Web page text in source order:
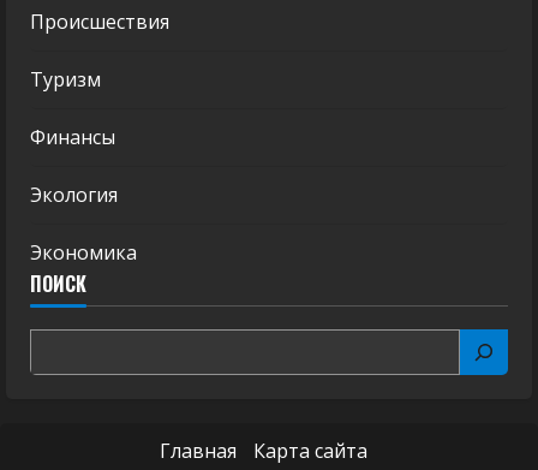
Происшествия
Туризм
Финансы
Экология
Экономика
ПОИСК
Главная Карта сайта